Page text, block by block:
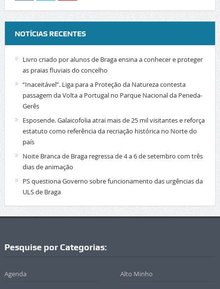
NOTÍCIAS RECENTES
Livro criado por alunos de Braga ensina a conhecer e proteger
as praias fluviais do concelho
“Inaceitável”. Liga para a Proteção da Natureza contesta
passagem da Volta a Portugal no Parque Nacional da Peneda-
Gerês
Esposende. Galaicofolia atrai mais de 25 mil visitantes e reforça
estatuto como referência da recriação histórica no Norte do
país
Noite Branca de Braga regressa de 4 a 6 de setembro com três
dias de animação
PS questiona Governo sobre funcionamento das urgências da
ULS de Braga
Pesquise por Categorias:
Agenda Alto Minho